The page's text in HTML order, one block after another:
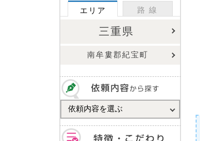
エリア 路 線
三重県
南牟婁郡紀宝町